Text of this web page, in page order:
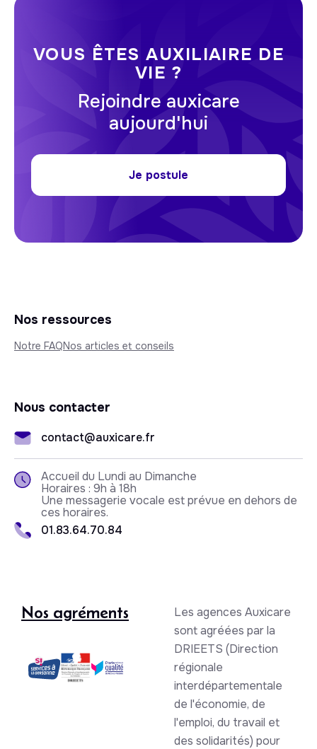
VOUS ÊTES AUXILIAIRE DE
VIE ?
Rejoindre auxicare
aujourd'hui
Je postule
Nos ressources
Notre FAQNos articles et conseils
Nous contacter
contact@auxicare.fr
Accueil du Lundi au Dimanche
Horaires : 9h à 18h
Une messagerie vocale est prévue en dehors de
ces horaires.
01.83.64.70.84
Nos agréments
Les agences Auxicare
sont agréées par la
DRIEETS (Direction
régionale
interdépartementale
de l'économie, de
l'emploi, du travail et
des solidarités) pour